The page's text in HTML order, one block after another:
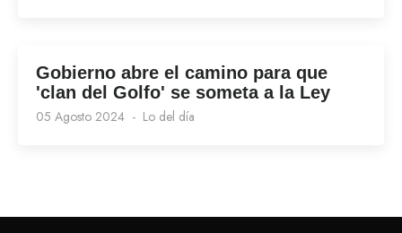
Gobierno abre el camino para que
'clan del Golfo' se someta a la Ley
05 Agosto 2024 Lo del día